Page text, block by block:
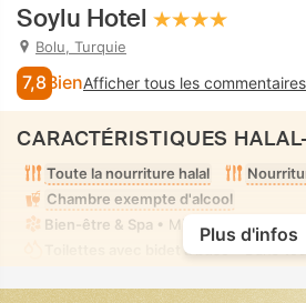
Soylu Hotel
Bolu, Turquie
7,8 BienAfficher tous les commentaires
CARACTÉRISTIQUES
Toute la nourriture halal
Chambre exempte d'alcool
Bien-être & Spa • Mixte • Tenue de
Toilettes avec bidet à buse
• Dans
Plus d'infos